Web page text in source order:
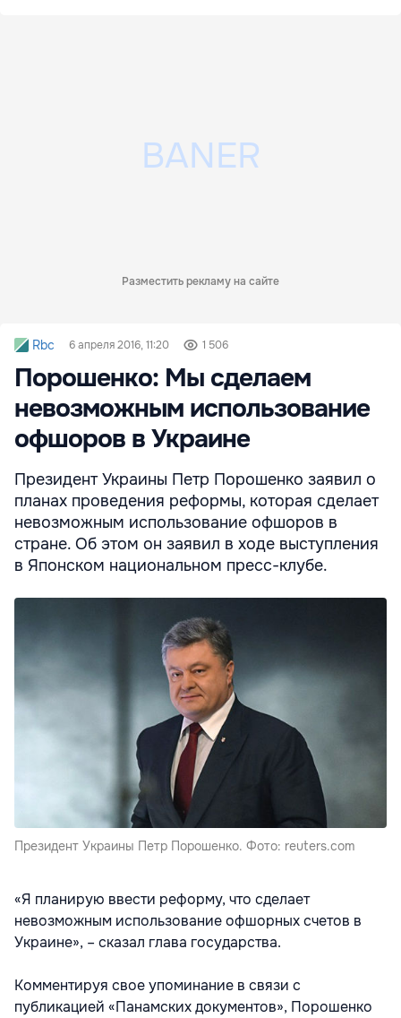
Разместить рекламу на сайте
Rbc 6 апреля 2016, 11:20 1 506
Порошенко: Мы сделаем
невозможным использование
офшоров в Украине
Президент Украины Петр Порошенко заявил о
планах проведения реформы, которая сделает
невозможным использование офшоров в
стране. Об этом он заявил в ходе выступления
в Японском национальном пресс-клубе.
Президент Украины Петр Порошенко. Фото: reuters.com
«Я планирую ввести реформу, что сделает
невозможным использование офшорных счетов в
Украине», – сказал глава государства.
Комментируя свое упоминание в связи с
публикацией «Панамских документов», Порошенко